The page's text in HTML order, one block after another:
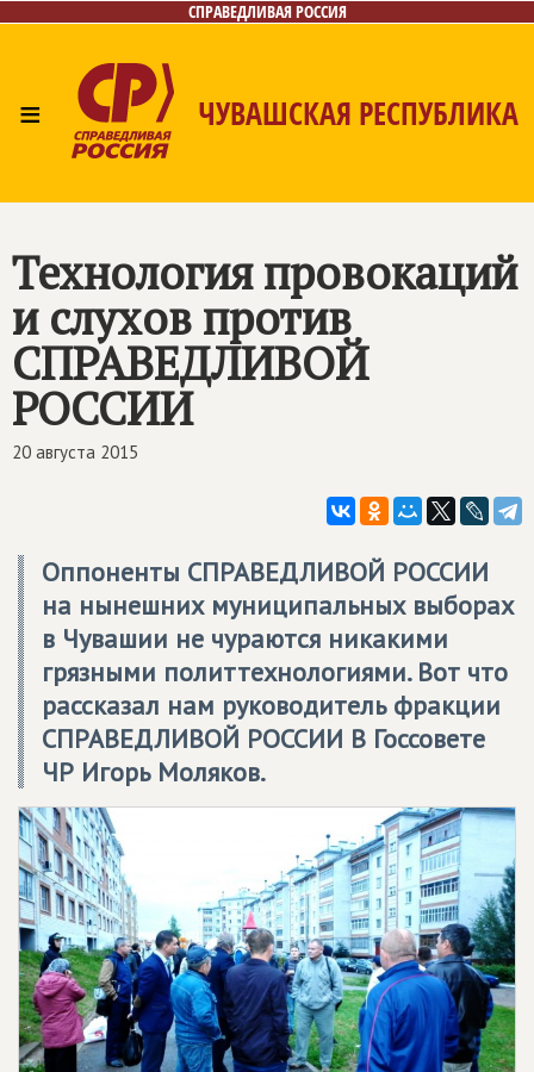
СПРАВЕДЛИВАЯ РОССИЯ
≡ ЧУВАШСКАЯ РЕСПУБЛИКА
Технология провокаций
и слухов против
СПРАВЕДЛИВОЙ
РОССИИ
20 августа 2015
Оппоненты СПРАВЕДЛИВОЙ РОССИИ
на нынешних муниципальных выборах
в Чувашии не чураются никакими
грязными политтехнологиями. Вот что
рассказал нам руководитель фракции
СПРАВЕДЛИВОЙ РОССИИ В Госсовете
ЧР Игорь Моляков.